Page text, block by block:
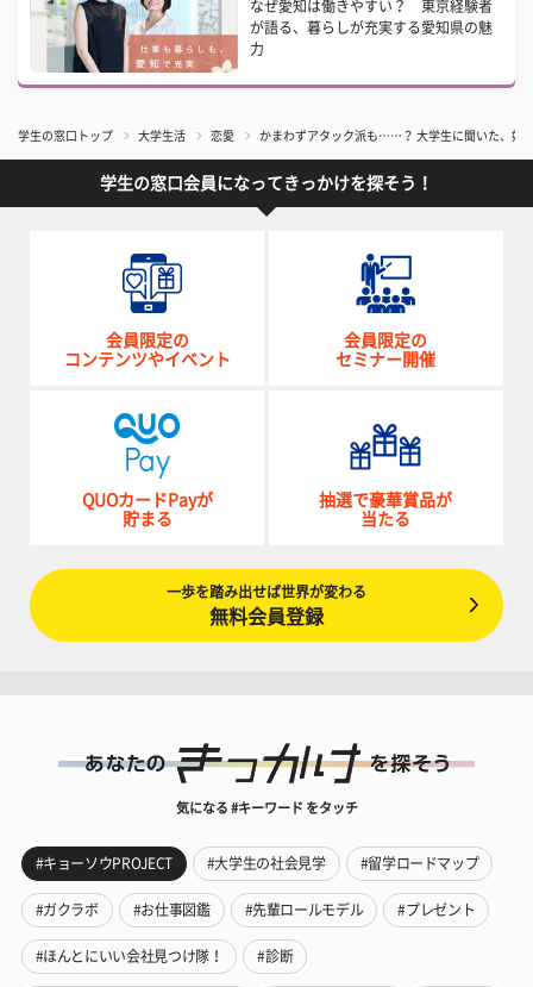
なぜ愛知は働きやすい？ 東京経験者
が語る、暮らしが充実する愛知県の魅
力
学生の窓口トップ 大学生活 恋愛 かまわずアタック派も……？ 大学生に聞いた、好
学生の窓口会員になってきっかけを探そう！
会員限定の
コンテンツやイベント
会員限定の
セミナー開催
QUOカードPayが
貯まる
抽選で豪華賞品が
当たる
一歩を踏み出せば世界が変わる
無料会員登録
気になる #キーワード をタッチ
#キョーソウPROJECT #大学生の社会見学 #留学ロードマップ
#ガクラボ #お仕事図鑑 #先輩ロールモデル #プレゼント
#ほんとにいい会社見つけ隊！ #診断